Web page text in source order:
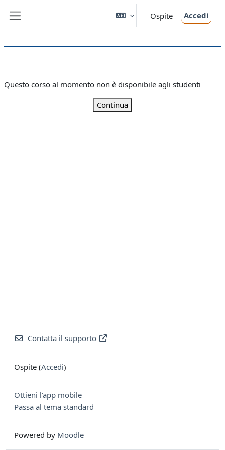
Ospite Accedi
Questo corso al momento non è disponibile agli studenti
Continua
Contatta il supporto
Ospite (Accedi)
Ottieni l'app mobile
Passa al tema standard
Powered by Moodle